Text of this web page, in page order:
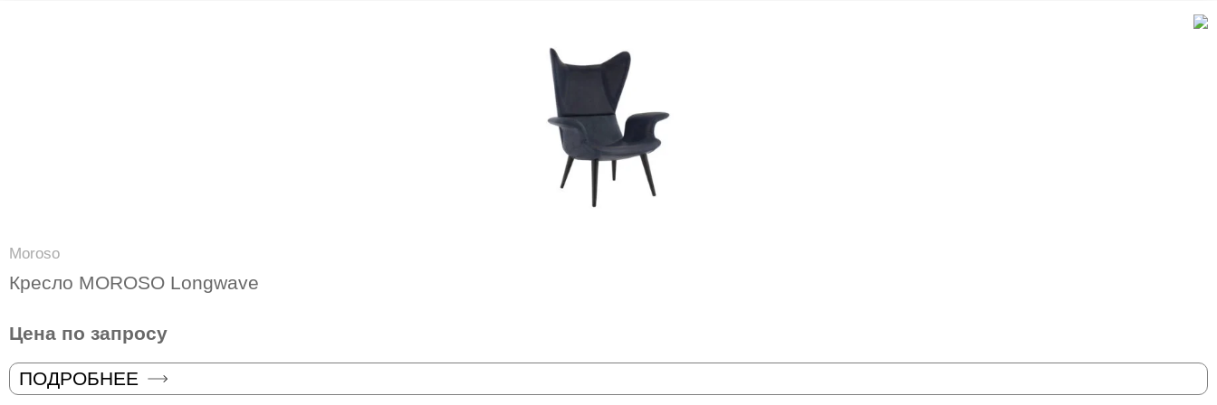
Moroso
Кресло MOROSO Longwave
Цена по запросу
ПОДРОБНЕЕ